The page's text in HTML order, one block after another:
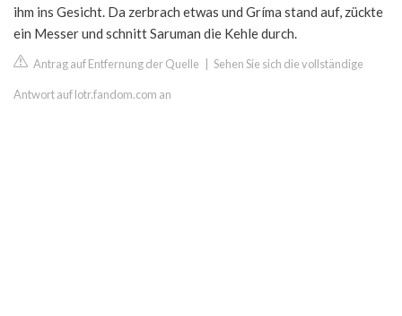
ihm ins Gesicht. Da zerbrach etwas und Gríma stand auf, zückte
ein Messer und schnitt Saruman die Kehle durch.
Antrag auf Entfernung der Quelle Sehen Sie sich die vollständige
Antwort auf lotr.fandom.com an